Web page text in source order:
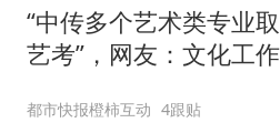
“中传多个艺术类专业
艺考”，网友：文化工
含金量还在持续上升
都市快报橙柿互动 4跟贴